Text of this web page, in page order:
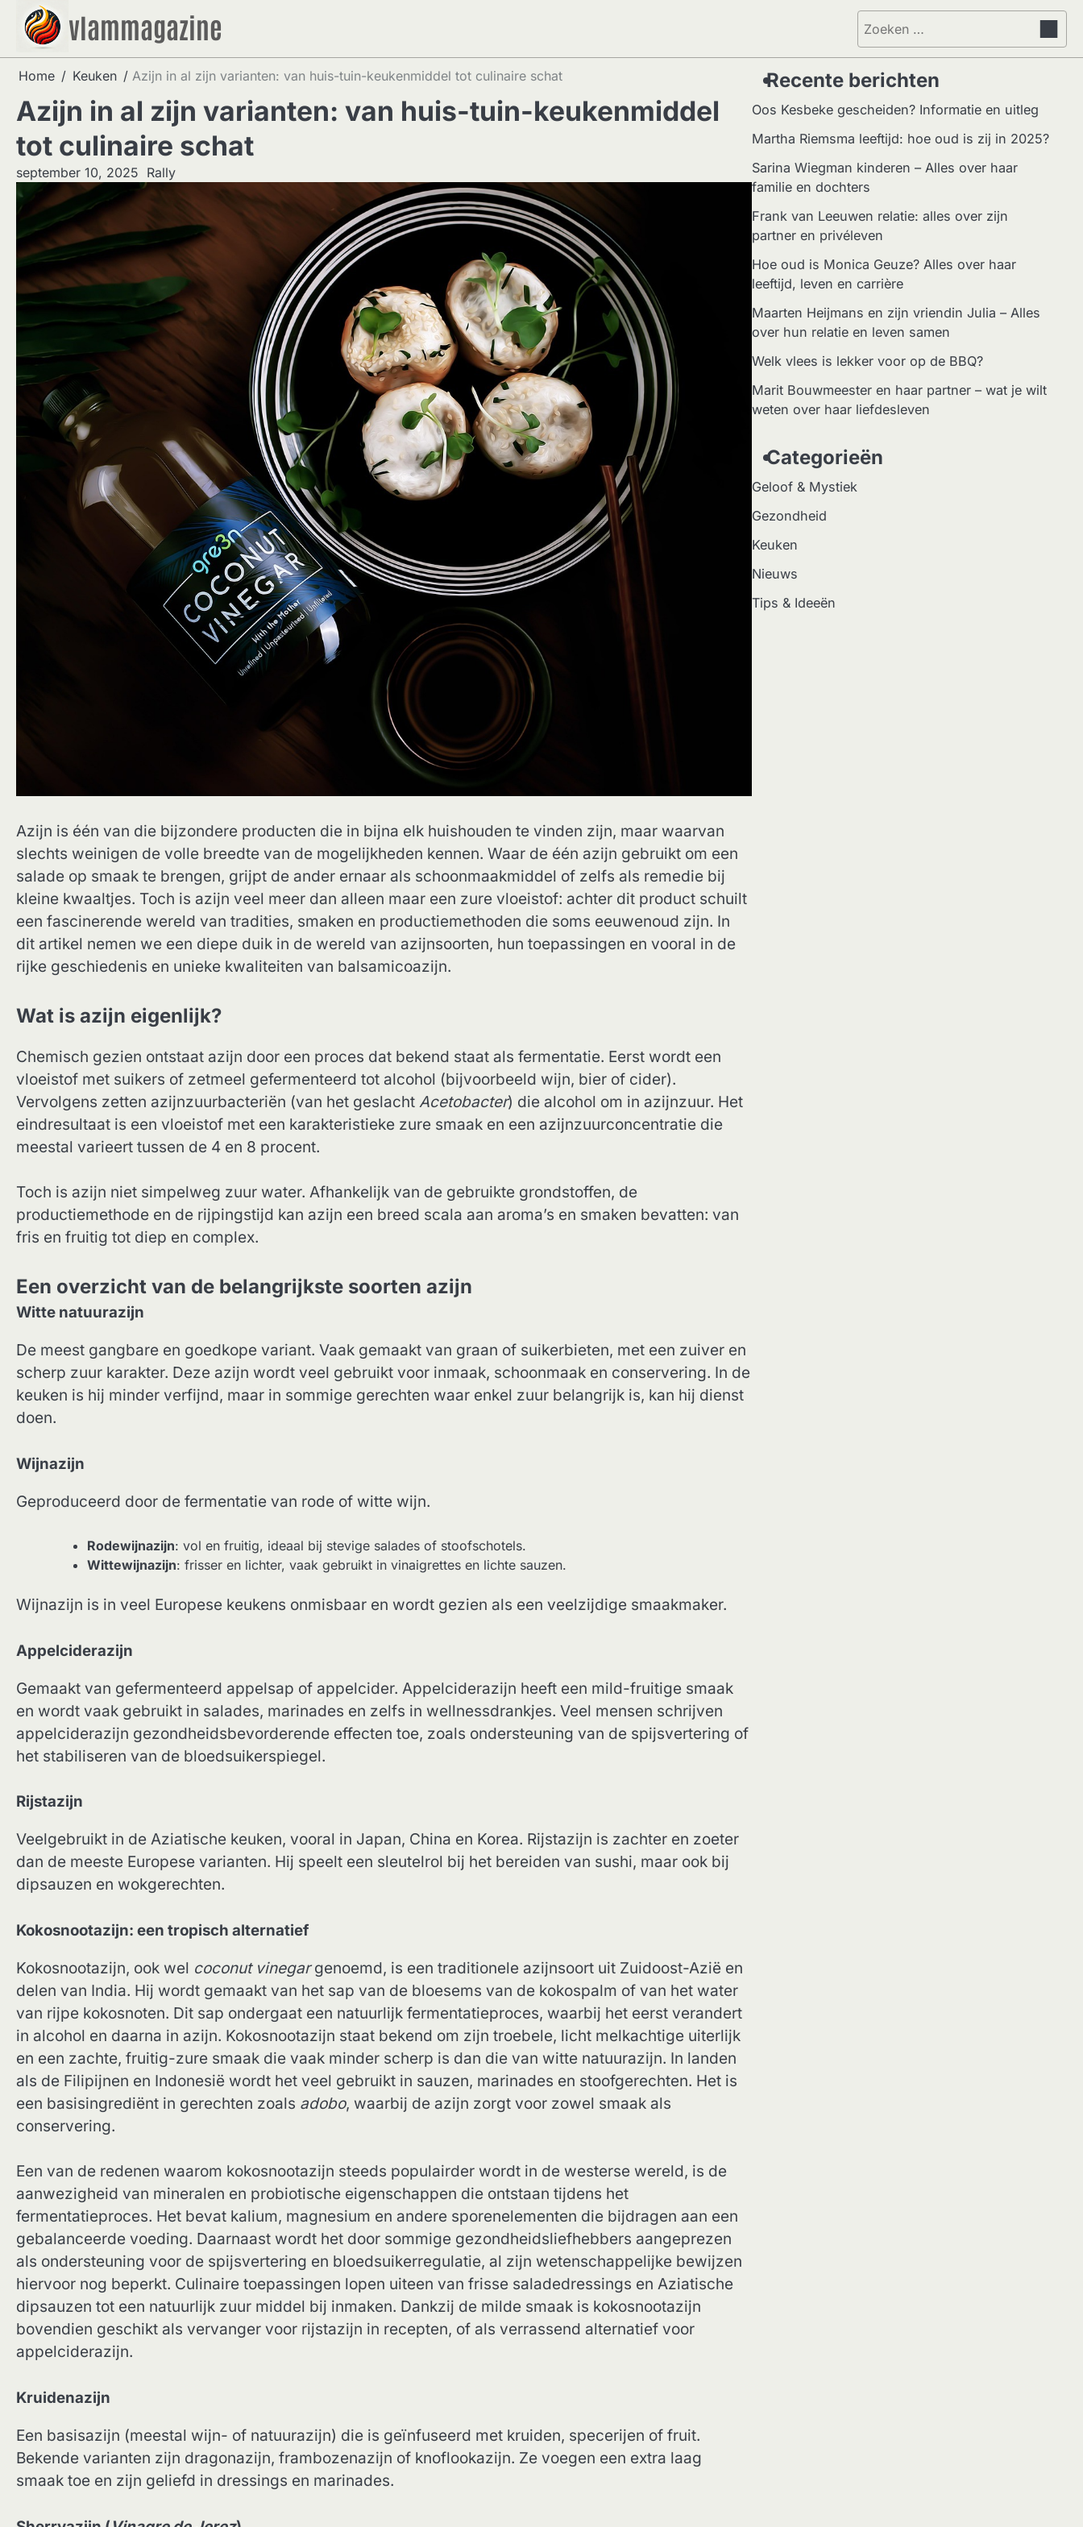
content
vlammagazine
Zoeken
naar:
Home Keuken Azijn in al zijn varianten: van huis-tuin-keukenmiddel tot culinaire schat
Azijn in al zijn varianten: van huis-tuin-keukenmiddel
tot culinaire schat
september 10, 2025 Rally
Azijn is één van die bijzondere producten die in bijna elk huishouden te vinden zijn, maar waarvan
slechts weinigen de volle breedte van de mogelijkheden kennen. Waar de één azijn gebruikt om een
salade op smaak te brengen, grijpt de ander ernaar als schoonmaakmiddel of zelfs als remedie bij
kleine kwaaltjes. Toch is azijn veel meer dan alleen maar een zure vloeistof: achter dit product schuilt
een fascinerende wereld van tradities, smaken en productiemethoden die soms eeuwenoud zijn. In
dit artikel nemen we een diepe duik in de wereld van azijnsoorten, hun toepassingen en vooral in de
rijke geschiedenis en unieke kwaliteiten van balsamicoazijn.
Wat is azijn eigenlijk?
Chemisch gezien ontstaat azijn door een proces dat bekend staat als fermentatie. Eerst wordt een
vloeistof met suikers of zetmeel gefermenteerd tot alcohol (bijvoorbeeld wijn, bier of cider).
Vervolgens zetten azijnzuurbacteriën (van het geslacht Acetobacter) die alcohol om in azijnzuur. Het
eindresultaat is een vloeistof met een karakteristieke zure smaak en een azijnzuurconcentratie die
meestal varieert tussen de 4 en 8 procent.
Toch is azijn niet simpelweg zuur water. Afhankelijk van de gebruikte grondstoffen, de
productiemethode en de rijpingstijd kan azijn een breed scala aan aroma’s en smaken bevatten: van
fris en fruitig tot diep en complex.
Een overzicht van de belangrijkste soorten azijn
Witte natuurazijn
De meest gangbare en goedkope variant. Vaak gemaakt van graan of suikerbieten, met een zuiver en
scherp zuur karakter. Deze azijn wordt veel gebruikt voor inmaak, schoonmaak en conservering. In de
keuken is hij minder verfijnd, maar in sommige gerechten waar enkel zuur belangrijk is, kan hij dienst
doen.
Wijnazijn
Geproduceerd door de fermentatie van rode of witte wijn.
Rodewijnazijn: vol en fruitig, ideaal bij stevige salades of stoofschotels.
Wittewijnazijn: frisser en lichter, vaak gebruikt in vinaigrettes en lichte sauzen.
Wijnazijn is in veel Europese keukens onmisbaar en wordt gezien als een veelzijdige smaakmaker.
Appelciderazijn
Gemaakt van gefermenteerd appelsap of appelcider. Appelciderazijn heeft een mild-fruitige smaak
en wordt vaak gebruikt in salades, marinades en zelfs in wellnessdrankjes. Veel mensen schrijven
appelciderazijn gezondheidsbevorderende effecten toe, zoals ondersteuning van de spijsvertering of
het stabiliseren van de bloedsuikerspiegel.
Rijstazijn
Veelgebruikt in de Aziatische keuken, vooral in Japan, China en Korea. Rijstazijn is zachter en zoeter
dan de meeste Europese varianten. Hij speelt een sleutelrol bij het bereiden van sushi, maar ook bij
dipsauzen en wokgerechten.
Kokosnootazijn: een tropisch alternatief
Kokosnootazijn, ook wel coconut vinegargenoemd, is een traditionele azijnsoort uit Zuidoost-Azië en
delen van India. Hij wordt gemaakt van het sap van de bloesems van de kokospalm of van het water
van rijpe kokosnoten. Dit sap ondergaat een natuurlijk fermentatieproces, waarbij het eerst verandert
in alcohol en daarna in azijn. Kokosnootazijn staat bekend om zijn troebele, licht melkachtige uiterlijk
en een zachte, fruitig-zure smaak die vaak minder scherp is dan die van witte natuurazijn. In landen
als de Filipijnen en Indonesië wordt het veel gebruikt in sauzen, marinades en stoofgerechten. Het is
een basisingrediënt in gerechten zoals adobo, waarbij de azijn zorgt voor zowel smaak als
conservering.
Een van de redenen waarom kokosnootazijn steeds populairder wordt in de westerse wereld, is de
aanwezigheid van mineralen en probiotische eigenschappen die ontstaan tijdens het
fermentatieproces. Het bevat kalium, magnesium en andere sporenelementen die bijdragen aan een
gebalanceerde voeding. Daarnaast wordt het door sommige gezondheidsliefhebbers aangeprezen
als ondersteuning voor de spijsvertering en bloedsuikerregulatie, al zijn wetenschappelijke bewijzen
hiervoor nog beperkt. Culinaire toepassingen lopen uiteen van frisse saladedressings en Aziatische
dipsauzen tot een natuurlijk zuur middel bij inmaken. Dankzij de milde smaak is kokosnootazijn
bovendien geschikt als vervanger voor rijstazijn in recepten, of als verrassend alternatief voor
appelciderazijn.
Kruidenazijn
Een basisazijn (meestal wijn- of natuurazijn) die is geïnfuseerd met kruiden, specerijen of fruit.
Bekende varianten zijn dragonazijn, frambozenazijn of knoflookazijn. Ze voegen een extra laag
smaak toe en zijn geliefd in dressings en marinades.
Recente berichten
Oos Kesbeke gescheiden? Informatie en uitleg
Martha Riemsma leeftijd: hoe oud is zij in 2025?
Sarina Wiegman kinderen – Alles over haar
familie en dochters
Frank van Leeuwen relatie: alles over zijn
partner en privéleven
Hoe oud is Monica Geuze? Alles over haar
leeftijd, leven en carrière
Maarten Heijmans en zijn vriendin Julia – Alles
over hun relatie en leven samen
Welk vlees is lekker voor op de BBQ?
Marit Bouwmeester en haar partner – wat je wilt
weten over haar liefdesleven
Categorieën
Geloof & Mystiek
Gezondheid
Keuken
Nieuws
Tips & Ideeën